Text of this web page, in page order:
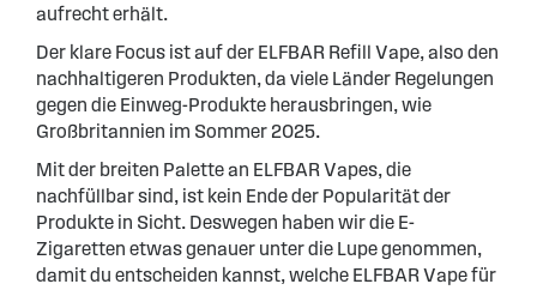
aufrecht erhält.
Der klare Focus ist auf der ELFBAR Refill Vape, also den
nachhaltigeren Produkten, da viele Länder Regelungen
gegen die Einweg-Produkte herausbringen, wie
Großbritannien im Sommer 2025.
Mit der breiten Palette an ELFBAR Vapes, die
nachfüllbar sind, ist kein Ende der Popularität der
Produkte in Sicht. Deswegen haben wir die E-
Zigaretten etwas genauer unter die Lupe genommen,
damit du entscheiden kannst, welche ELFBAR Vape für